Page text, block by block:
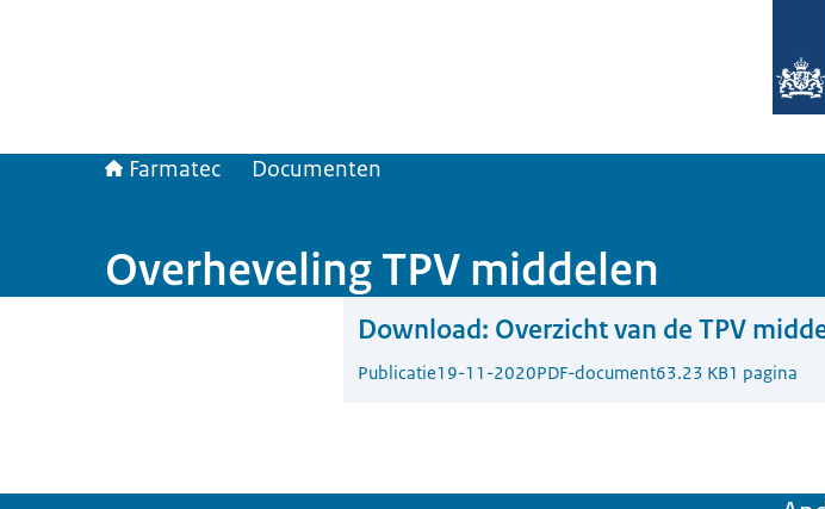
Farmatec Documenten
Overheveling TPV middelen
Download: Overzicht van de TPV
Publicatie19-11-2020PDF-document63.23 KB1 pagina